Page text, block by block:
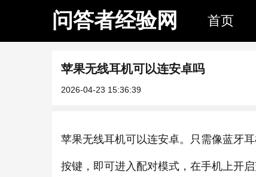
问答者经验网 首页
苹果无线耳机可以连安卓吗
2026-04-23 15:36:39
苹果无线耳机可以连安卓。只需像蓝牙
按键，即可进入配对模式，在手机上开